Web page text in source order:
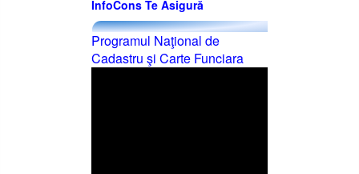
InfoCons Te Asigură
Programul Naţional de
Cadastru şi Carte Funciara